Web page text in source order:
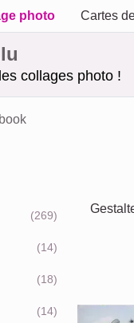
photo Cartes
collages photo !
(269)
(14)
(18)
(14)